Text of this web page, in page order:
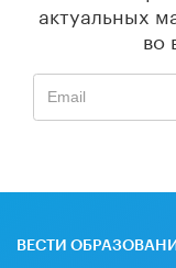
актуальных
во
ВЕСТИ